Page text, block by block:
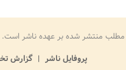
مطلب منتشر شده بر عهده ناشر است.
پروفایل ناشر
گزارش